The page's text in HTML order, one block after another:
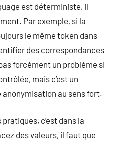
est déterministe, il
Par exemple, si la
le même token dans
des correspondances
forcément un problème si
mais c’est un
anonymisation au sens fort.
c’est dans la
des valeurs, il faut que